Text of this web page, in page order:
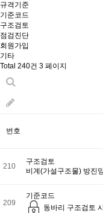
규격기준
기준코드
구조검토
점검진단
회원가입
기타
Total 240건 3 페이지
번호
210
구조검토
비계(가설구조물) 방진
209
기준코드
동바리 구조검토